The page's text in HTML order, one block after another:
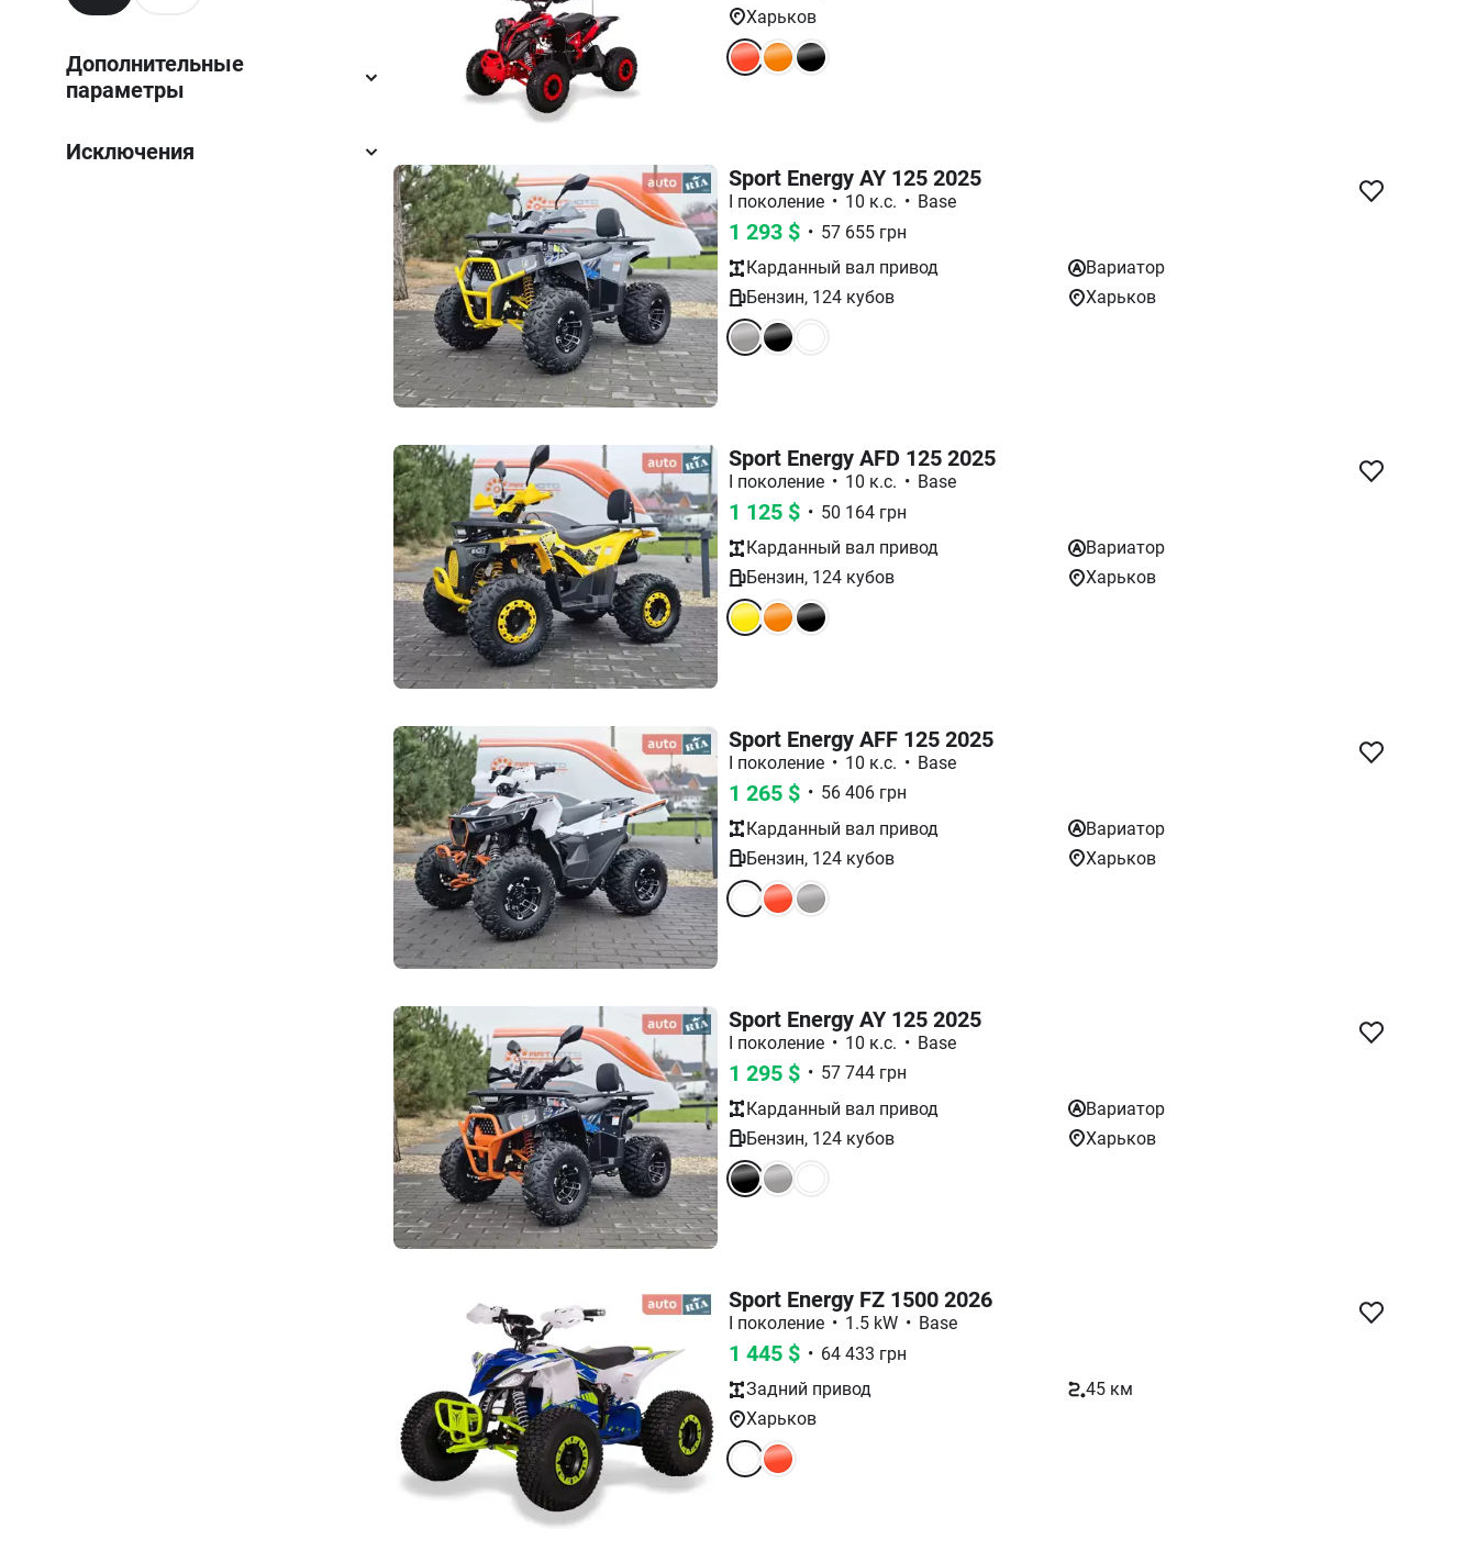
Дополнительные
параметры
Исключения
Харьков
Sport Energy AY 125 2025
I поколение • 10 к.с. • Base
1 293 $ • 57 655 грн
Карданный вал привод
Вариатор
Бензин, 124 кубов Харьков
Sport Energy AFD 125 2025
I поколение • 10 к.с. • Base
1 125 $ • 50 164 грн
Карданный вал привод
Вариатор
Бензин, 124 кубов Харьков
Sport Energy AFF 125 2025
I поколение • 10 к.с. • Base
1 265 $ • 56 406 грн
Карданный вал привод
Вариатор
Бензин, 124 кубов Харьков
Sport Energy AY 125 2025
I поколение • 10 к.с. • Base
1 295 $ • 57 744 грн
Карданный вал привод
Вариатор
Бензин, 124 кубов Харьков
Sport Energy FZ 1500 2026
I поколение • 1.5 kW • Base
1 445 $ • 64 433 грн
Задний привод
45 км
Харьков